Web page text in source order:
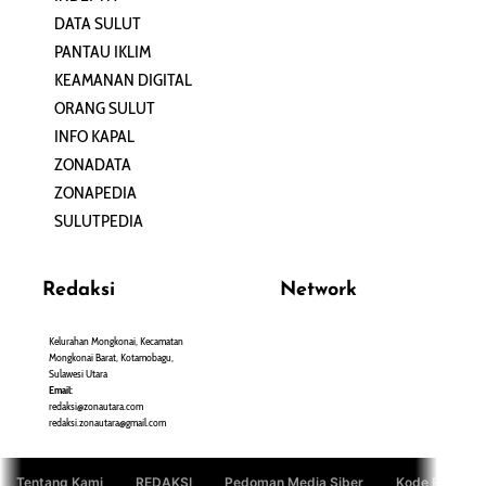
DATA SULUT
PANTAU IKLIM
KEAMANAN DIGITAL
ORANG SULUT
INFO KAPAL
ZONADATA
ZONAPEDIA
SULUTPEDIA
Redaksi
Kelurahan Mongkonai, Kecamatan
Mongkonai Barat, Kotamobagu,
Sulawesi Utara
Email:
redaksi@zonautara.com
redaksi.zonautara@gmail.com
Network
Tentang Kami REDAKSI Pedoman Media Siber Kode Etik